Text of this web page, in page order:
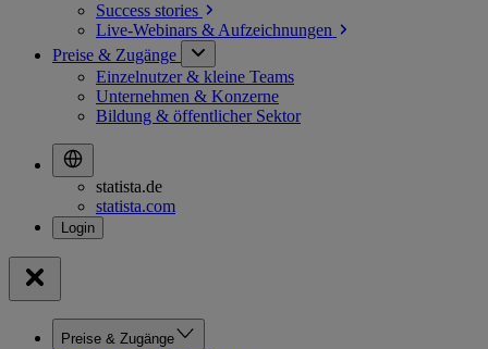
Success stories
Live-Webinars & Aufzeichnungen
Preise & Zugänge
Einzelnutzer & kleine Teams
Unternehmen & Konzerne
Bildung & öffentlicher Sektor
statista.de
statista.com
Preise & Zugänge